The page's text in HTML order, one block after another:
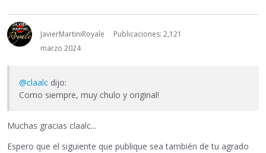
JavierMartiniRoyale
Publicaciones: 2,121
marzo 2024
@claalc dijo:
Como siempre, muy chulo y original!
Muchas gracias claalc...
Espero que el siguiente que publique sea también de tu agrado